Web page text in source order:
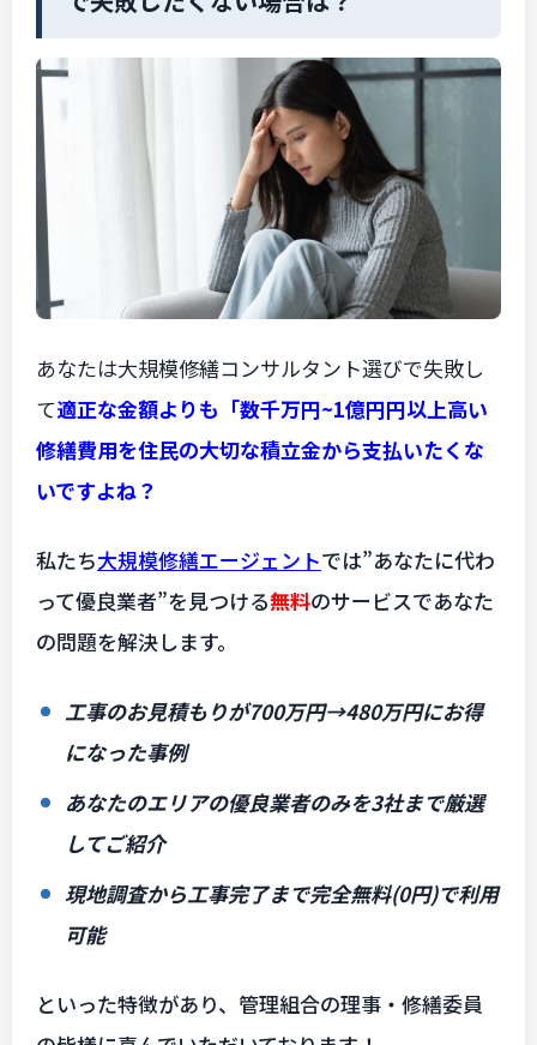
あなたは大規模修繕コンサルタント選びで失敗し
て適正な金額よりも「数千万円~1億円円以上高い
修繕費用を住民の大切な積立金から支払いたくな
いですよね？
私たち大規模修繕エージェントでは”あなたに代わ
って優良業者”を見つける無料のサービスであなた
の問題を解決します。
工事のお見積もりが700万円→480万円にお得
になった事例
あなたのエリアの優良業者のみを3社まで厳選
してご紹介
現地調査から工事完了まで完全無料(0円)で利用
可能
といった特徴があり、管理組合の理事・修繕委員